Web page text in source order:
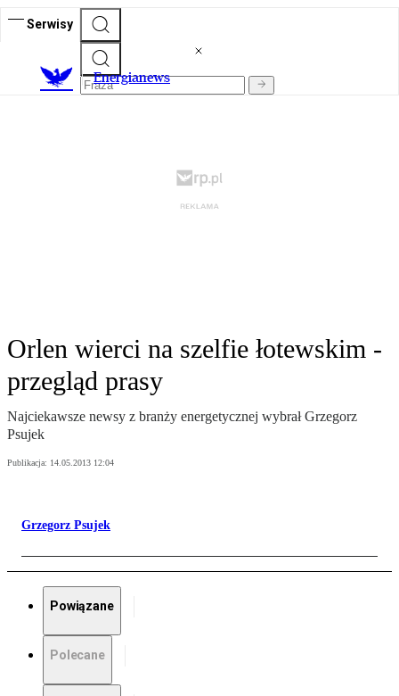
Serwisy
Energianews
Orlen wierci na szelfie łotewskim -
przegląd prasy
Najciekawsze newsy z branży energetycznej wybrał Grzegorz
Psujek
Publikacja: 14.05.2013 12:04
Grzegorz Psujek
Powiązane
Polecane